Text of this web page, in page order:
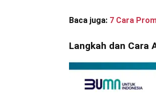
Baca juga: 7 Cara
Langkah dan Cara